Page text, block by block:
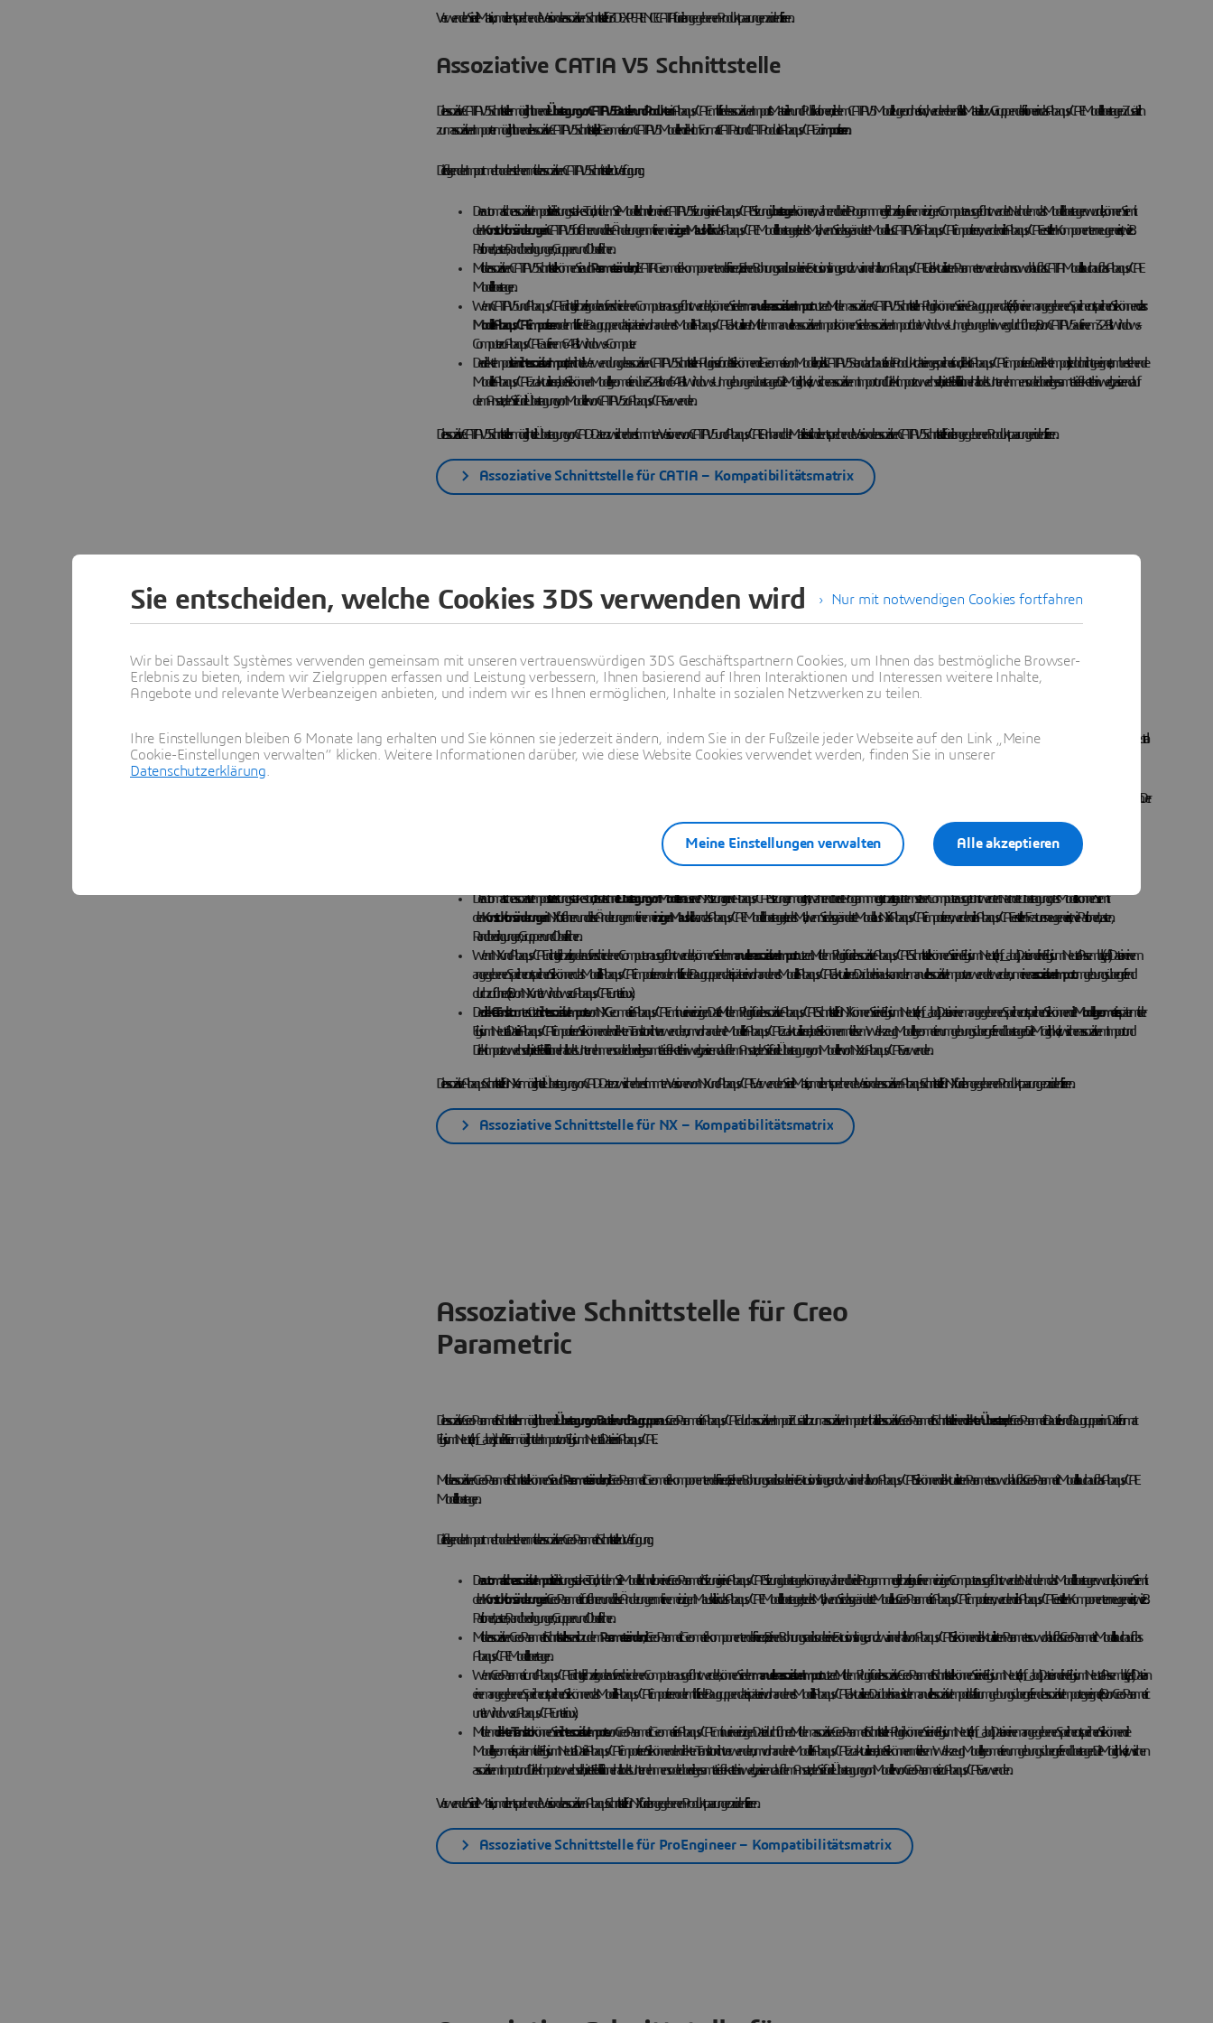
Verwenden Sie die Matrix, um die entsprechende Version der assoziativen Schnittstelle für3DEXPERIENCE CATIA für die angegebenen Produktpaarungen zu identifizieren.
Assoziative CATIA V5 Schnittstelle
Die assoziative CATIA V5 Schnittstelle ermöglicht Ihnen dieÜbertragung von CATIA V5 Bauteilen und Produktenin Abaqus/CAE mithilfe des assoziativen Imports. Materialien und Publikationen, die dem CATIA V5 Modell zugeordnet sind, werden ebenfalls als Material- bzw. Gruppendefinitionen in das Abaqus/CAE Modell übertragen. Zusätzlich
zum assoziativen Import ermöglicht Ihnen die assoziative CATIA V5 Schnittstelle, die Geometrie von CATIA V5 Modellen direkt im Format .CATPart und .CATProduct in Abaqus/CAE zuimportieren
Die folgenden Importmethoden stehen mit der assoziativen CATIA V5 Schnittstelle zur Verfügung:
Der automatische assoziative Import ist ein leistungsstarkes Tool, mit dem Sie Modelle schnell von einer CATIA V5 Sitzung in eine Abaqus/CAE Sitzungübertragenkönnen, während beide Programme gleichzeitig auf einem einzigen Computer ausgeführt werden. Nachdem das Modell übertragen wurde, können Sie mit
denKonstruktionsänderungenin CATIA V5 fortfahren und diese Änderungen mit einemeinzigen Mausklickin das Abaqus/CAE Modell übertragen. Jedes Mal, wenn Sie das geänderte Modell aus CATIA V5 in Abaqus/CAE importieren, werden die in Abaqus/CAE erstellten Komponenten neu generiert, wie z. B.
Partitionen, Lasten, Randbedingungen, Gruppen und Oberflächen.
Mit der assoziativen CATIA V5 Schnittstelle können Sie auchParameter ändern, die CATIA Geometriekomponenten definieren, z. B. einen Bohrungsradius oder eine Extrusionslänge, und zwar innerhalb von Abaqus/CAE. Die aktualisierten Parameter werden dann sowohl auf das CATIA Modell als auch auf das Abaqus/CAE
Modell übertragen.
Wenn CATIA V5 und Abaqus/CAE nicht gleichzeitig oder auf verschiedenen Computern ausgeführt werden, können Sie denmanuellen assoziativen Importnutzen. Mit dem assoziativen CATIA V5 Schnittstellen-Plugin können Sie eine Baugruppendatei (.eaf) an einem angegebenen Speicherort speichern. Sie könnendas
Modell in Abaqus/CAE importierenoder mithilfe der Baugruppendatei später ein vorhandenes Modell in Abaqus/CAE aktualisieren. Mit dem manuellen assoziativen Import können Sie den assoziativen Import über Windows-Umgebungen hinweg durchführen, z. B. von CATIA V5 auf einem 32-Bit-Windows-
Computer zu Abaqus/CAE auf einem 64-Bit-Windows-Computer.
Der direkte Import ist einnicht-assoziativer Import, der nicht die Verwendung des assoziativen CATIA V5 Schnittstellen-Plugins erfordert. Sie können die Geometrie von Modellen, die als CATIA V5 Standardbauteil oder Produktdateien gespeichert sind, direkt in Abaqus/CAE importieren. Der direkte Import ist jedoch nicht geeignet, um bestehende
Modelle in Abaqus/CAE zu aktualisieren, aber Sie können Modellgeometrien über 32-Bit- und 64-Bit-Windows-Umgebungen übertragen. Die Möglichkeit, zwischen assoziativem Import und Direktimport zu wechseln, bietet Flexibilität innerhalb des Unternehmens oder über die gesamte Lieferkette hinweg, basierend auf
dem Ansatz, den Sie für die Übertragung von Modellen von CATIA V5 zu Abaqus/CAE verwenden.
Die assoziative CATIA V5 Schnittstelle ermöglicht die Übertragung von CAD-Daten zwischen bestimmten Versionen von CATIA V5 und Abaqus/CAE. Anhand der Matrix lässt sich die entsprechende Version der assoziativen CATIA V5 Schnittstelle für die angegebenen Produktpaarungen identifizieren.
Assoziative Schnittstelle für CATIA – Kompatibilitätsmatrix
Assoziative Schnittstelle für NX
Die assoziative Abaqus/CAE Schnittstelle für NX ermöglicht Ihnen dieÜbertragung von Bauteilen und Baugruppenaus NX in Abaqus/CAE durch assoziativen Import. Neben dem assoziativen Import enthält die assoziative Abaqus/CAE Schnittstelle für NX einen direkten Translator, der NX-Bauteile und Baugruppen im Dateiformat Elysium Neutral
(.enf_abq) schreibt. Elysium Neutral Dateien können später in Abaqus/CAE importiert werden.
, die NX Geometriekomponenten definieren, z. B. einen Bohrungsradius oder eine Extrusionslänge, und zwar innerhalb von Abaqus/CAE. Sie können die aktualisierten Parameter sowohl auf das NX Modell als auch auf das Abaqus/CAE Modell übertragen. Der
Der automatische assoziative Import ist ein leistungsstarkes Tool, das die schnelleÜbertragung von Modellenaus einer NX Sitzung in eine Abaqus/CAE Sitzung ermöglicht, während beide Programme gleichzeitig auf demselben Computer ausgeführt werden. Nach der Übertragung des Modells können Sie mit
denKonstruktionsänderungenin NX fortfahren und diese Änderungen mit einemeinzigen Mausklickan das Abaqus/CAE Modell übertragen. Jedes Mal, wenn Sie das geänderte Modell aus NX in Abaqus/CAE importieren, werden die in Abaqus/CAE erstellten Features neu generiert, wie Partitionen, Lasten,
Randbedingungen, Gruppen und Oberflächen.
Wenn NX und Abaqus/CAE nicht gleichzeitig oder auf verschiedenen Computern ausgeführt werden, können Sie denmanuellen assoziativen Importnutzen. Mit dem Plugin für die assoziative Abaqus/CAE Schnittstelle können Sie eine Elysium Neutral (.enf_abq) Datei und eine Elysium Neutral Assembly (.eaf) Datei an einem
angegebenen Speicherort speichern. Sie können das Modell in Abaqus/CAE importieren oder mithilfe der Baugruppendatei später ein vorhandenes Modell in Abaqus/CAE aktualisieren. Darüber hinaus kann der manuelle assoziative Import verwendet werden, um einenassoziativen Importumgebungsübergreifend
durchzuführen (z. B. von NX unter Windows zu Abaqus/CAE unter Linux).
Derdirekte Translatorunterstütztnicht-assoziative Importevon NX Geometrie in Abaqus/CAE mit nur einer einzigen Datei. Mit dem Plugin für die assoziative Abaqus/CAE Schnittstelle für NX können Sie eine Elysium Neutral (.enf_abq) Datei an einem angegebenen Speicherort speichern. Sie können dieModellgeometriespäter mit der
Elysium Neutral Datei in Abaqus/CAE importieren. Sie können den direkten Translator nicht verwenden, um vorhandene Modelle in Abaqus/CAE zu aktualisieren, aber Sie können mit diesem Werkzeug Modellgeometrien umgebungsübergreifend übertragen. Die Möglichkeit, zwischen assoziativem Import und
Direktimport zu wechseln, bietet Flexibilität innerhalb des Unternehmens oder über die gesamte Lieferkette hinweg, basierend auf dem Ansatz, den Sie für die Übertragung von Modellen von NX zu Abaqus/CAE verwenden.
Die assoziative Abaqus Schnittstelle für NX ermöglicht die Übertragung von CAD-Daten zwischen bestimmten Versionen von NX und Abaqus/CAE. Verwenden Sie die Matrix, um die entsprechende Version der assoziativen Abaqus Schnittstelle für NX für die angegebenen Produktpaarungen zu identifizieren.
Assoziative Schnittstelle für NX – Kompatibilitätsmatrix
Assoziative Schnittstelle für Creo
Parametric
Die assoziative Creo Parametric Schnittstelle ermöglicht Ihnen dieÜbertragung von Bauteilen und Baugruppenaus Creo Parametric in Abaqus/CAE durch assoziativen Import. Zusätzlich zum assoziativen Import enthält die assoziative Creo Parametric Schnittstelle einendirekten Übersetzer, der Creo Parametric Bauteile und Baugruppen im Dateiformat
Elysium Neutral (.enf_abq) schreibt. Er ermöglicht den Import von Elysium Neutral Dateien in Abaqus/CAE.
Mit der assoziativen Creo Parametric Schnittstelle können Sie auchParameter ändern, die Creo Parametric Geometriekomponenten definieren, z. B. einen Bohrungsradius oder eine Extrusionslänge, und zwar innerhalb von Abaqus/CAE. Sie können die aktualisierten Parameter sowohl auf das Creo Parametric Modell als auch auf das Abaqus/CAE
Modell übertragen.
Die folgenden Importmethoden stehen mit der assoziativen Creo Parametric Schnittstelle zur Verfügung:
Derautomatische assoziative Importist ein leistungsstarkes Tool, mit dem Sie Modelle schnell von einer Creo Parametric Sitzung in eine Abaqus/CAE Sitzung übertragen können, während beide Programme gleichzeitig auf einem einzigen Computer ausgeführt werden. Nachdem das Modell übertragen wurde, können Sie mit
denKonstruktionsänderungenin Creo Parametric fortfahren und diese Änderungen mit einem einzigen Mausklick in das Abaqus/CAE Modell übertragen. Jedes Mal, wenn Sie das geänderte Modell aus Creo Parametric in Abaqus/CAE importieren, werden die in Abaqus/CAE erstellten Komponenten neu generiert, wie z. B.
Partitionen, Lasten, Randbedingungen, Gruppen und Oberflächen.
Mit der assoziativen Creo Parametric Schnittstelle lassen sich zudemParameter ändern, die Creo Parametric Geometriekomponenten definieren, z. B. einen Bohrungsradius oder eine Extrusionslänge, und zwar innerhalb von Abaqus/CAE. Sie können die aktualisierten Parameter sowohl auf das Creo Parametric Modell als auch auf das
Abaqus/CAE Modell übertragen.
Wenn Creo Parametric und Abaqus/CAE nicht gleichzeitig oder auf verschiedenen Computern ausgeführt werden, können Sie denmanuellen assoziativen Importnutzen. Mit dem Plugin für die assoziative Creo Parametric Schnittstelle können Sie eine Elysium Neutral (.enf_abq) Datei und eine Elysium Neutral Assembly (.eaf) Datei an
einem angegebenen Speicherort speichern. Sie können das Modell in Abaqus/CAE importieren oder mithilfe der Baugruppendatei später ein vorhandenes Modell in Abaqus/CAE aktualisieren. Darüber hinaus ist der manuelle assoziative Import ideal für umgebungsübergreifende assoziative Importe geeignet (z. B. von Creo Parametric
unter Windows zu Abaqus/CAE unter Linux).
Mit demdirekten Translatorkönnen Sienicht-assoziative Importevon Creo Parametric Geometrie in Abaqus/CAE mit nur einer einzigen Datei durchführen. Mit dem assoziative Creo Parametric Schnittstellen-Plugin können Sie eine Elysium Neutral (.enf_abq) Datei an einem angegebenen Speicherort speichern. Sie können die
Modellgeometrie später mit der Elysium Neutral Datei in Abaqus/CAE importieren. Sie können den direkten Translator nicht verwenden, um vorhandene Modelle in Abaqus/CAE zu aktualisieren, aber Sie können mit diesem Werkzeug Modellgeometrien umgebungsübergreifend übertragen. Die Möglichkeit, zwischen
assoziativem Import und Direktimport zu wechseln, bietet Flexibilität innerhalb des Unternehmens oder über die gesamte Lieferkette hinweg, basierend auf dem Ansatz, den Sie für die Übertragung von Modellen von Creo Parametric zu Abaqus/CAE verwenden.
Verwenden Sie die Matrix, um die entsprechende Version der assoziativen Abaqus Schnittstelle für NX für die angegebenen Produktpaarungen zu identifizieren.
Assoziative Schnittstelle für ProEngineer – Kompatibilitätsmatrix
Nur mit notwendigen Cookies fortfahren
Sie entscheiden, welche Cookies 3DS verwenden wird
Wir bei Dassault Systèmes verwenden gemeinsam mit unseren vertrauenswürdigen 3DS Geschäftspartnern Cookies, um Ihnen das bestmögliche Browser-
Erlebnis zu bieten, indem wir Zielgruppen erfassen und Leistung verbessern, Ihnen basierend auf Ihren Interaktionen und Interessen weitere Inhalte,
Angebote und relevante Werbeanzeigen anbieten, und indem wir es Ihnen ermöglichen, Inhalte in sozialen Netzwerken zu teilen.
Ihre Einstellungen bleiben 6 Monate lang erhalten und Sie können sie jederzeit ändern, indem Sie in der Fußzeile jeder Webseite auf den Link „Meine
Cookie-Einstellungen verwalten“ klicken. Weitere Informationen darüber, wie diese Website Cookies verwendet werden, finden Sie in unserer
Datenschutzerklärung
Alle akzeptieren
Meine Einstellungen verwalten